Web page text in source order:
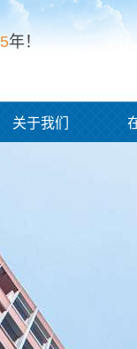
5年！
关于我们